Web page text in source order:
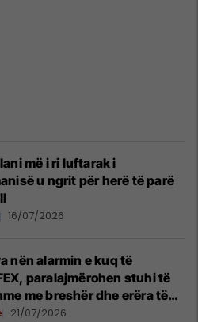
më i ri luftarak i
u ngrit për herë të parë
16/07/2026
nën alarmin e kuq të
paralajmërohen stuhi të
me breshër dhe erëra të
21/07/2026